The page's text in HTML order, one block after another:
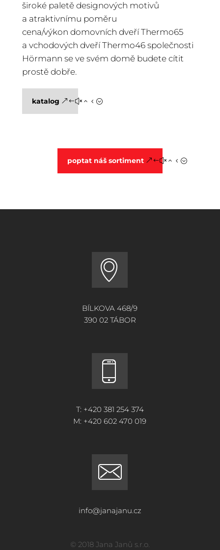
široké paletě designových motivů
a atraktivnímu poměru
cena/výkon domovních dveří Thermo65
a vchodových dveří Thermo46 společnosti
Hörmann se ve svém domě budete cítit
prostě dobře.
katalog
poptat náš sortiment
BÍLKOVA 468/9
390 02 TÁBOR
T: +420 381 254 374
M: +420 602 470 019
info@janajanu.cz
© 2018 Jana Janů s.r.o.